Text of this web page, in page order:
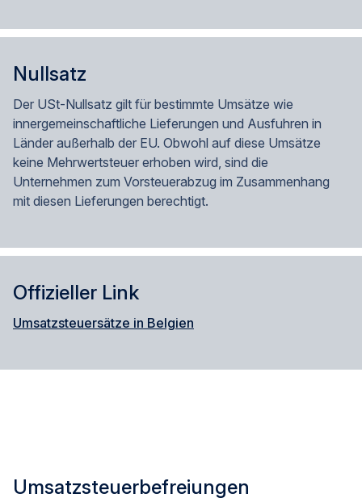
Nullsatz
Der USt-Nullsatz gilt für bestimmte Umsätze wie
innergemeinschaftliche Lieferungen und Ausfuhren in
Länder außerhalb der EU. Obwohl auf diese Umsätze
keine Mehrwertsteuer erhoben wird, sind die
Unternehmen zum Vorsteuerabzug im Zusammenhang
mit diesen Lieferungen berechtigt.
Offizieller Link
Umsatzsteuersätze in Belgien
Umsatzsteuerbefreiungen